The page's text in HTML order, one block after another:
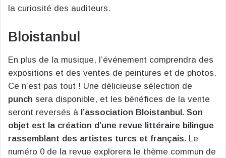
la curiosité des auditeurs.
Bloistanbul
En plus de la musique, l’événement comprendra des
expositions et des ventes de peintures et de photos.
Ce n’est pas tout ! Une délicieuse sélection de
punch sera disponible, et les bénéfices de la vente
seront reversés à l’association Bloistanbul. Son
objet est la création d’une revue littéraire bilingue
rassemblant des artistes turcs et français. Le
numéro 0 de la revue explorera le thème commun de